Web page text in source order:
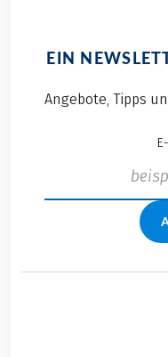
EIN
Angebote, Tipps